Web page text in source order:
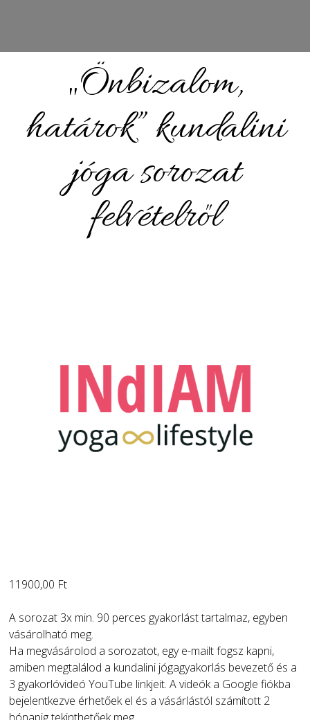
„Önbizalom,
határok” kundalini
jóga sorozat
felvételről
11900,00 Ft
A sorozat 3x min. 90 perces gyakorlást tartalmaz, egyben
vásárolható meg.
Ha megvásárolod a sorozatot, egy e-mailt fogsz kapni,
amiben megtalálod a kundalini jógagyakorlás bevezető és a
3 gyakorlóvideó YouTube linkjeit. A videók a Google fiókba
bejelentkezve érhetőek el és a vásárlástól számított 2